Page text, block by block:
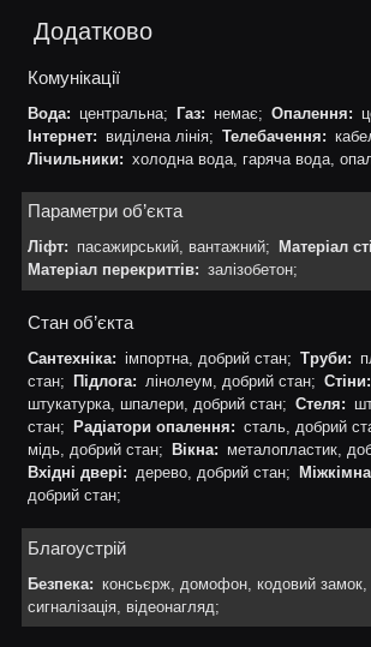
Додатково
Комунікації
Вода: центральна; Газ: немає; Опалення:
Інтернет: виділена лінія; Телебачення:
Лічильники: холодна вода, гаряча вода,
Параметри об’єкта
Ліфт: пасажирський, вантажний; Матеріал
Матеріал перекриттів: залізобетон;
Стан об’єкта
Сантехніка: імпортна, добрий стан; Труби:
стан;
Підлога: лінолеум, добрий стан; Стіни:
штукатурка, шпалери, добрий стан; Стеля:
стан;
Радіатори опалення: сталь, добрий
мідь, добрий стан;
Вікна: металопластик,
Вхідні двері: дерево, добрий стан;
добрий стан;
Благоустрій
Безпека: консьєрж, домофон, кодовий
сигналізація, відеонагляд;